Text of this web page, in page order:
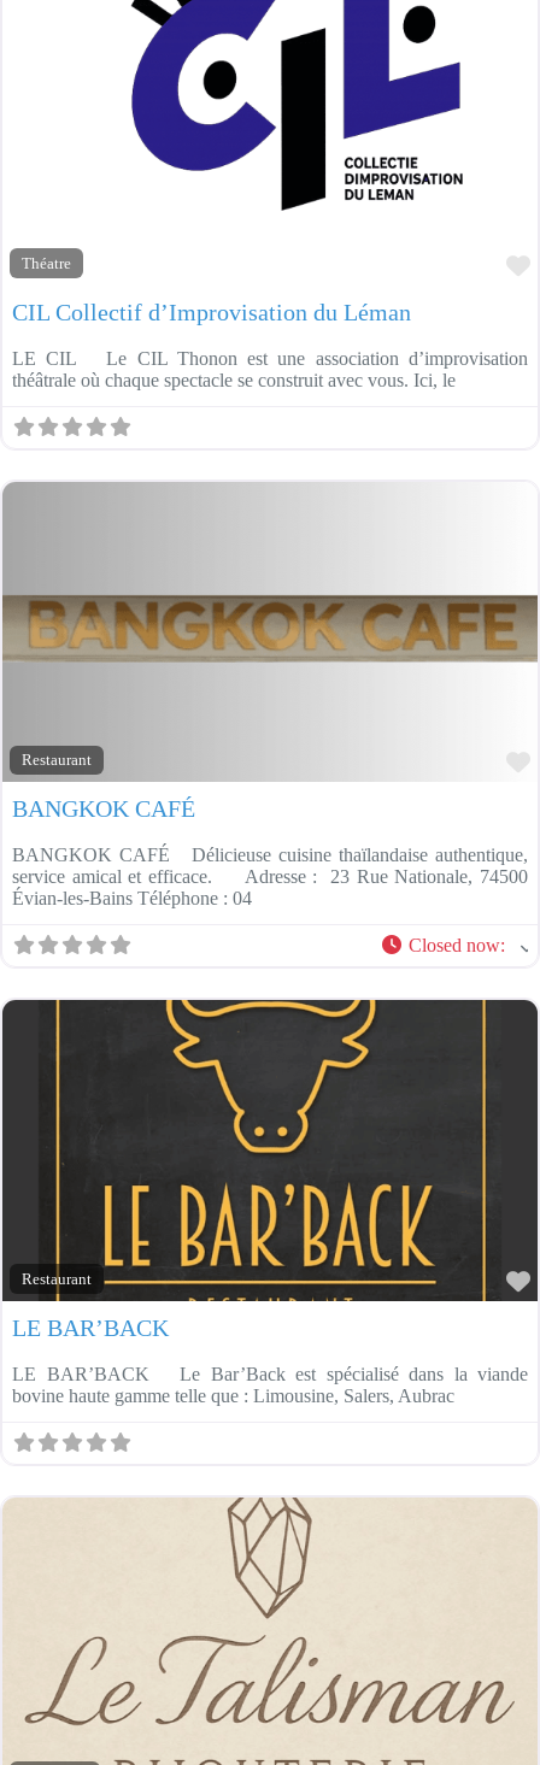
Théatre
CIL Collectif d’Improvisation du Léman
LE CIL Le CIL Thonon est une association d’improvisation
théâtrale où chaque spectacle se construit avec vous. Ici, le
Restaurant
BANGKOK CAFÉ
BANGKOK CAFÉ Délicieuse cuisine thaïlandaise authentique,
service amical et efficace. Adresse : 23 Rue Nationale, 74500
Évian-les-Bains Téléphone : 04
Closed now:
Restaurant
LE BAR’BACK
LE BAR’BACK Le Bar’Back est spécialisé dans la viande
bovine haute gamme telle que : Limousine, Salers, Aubrac